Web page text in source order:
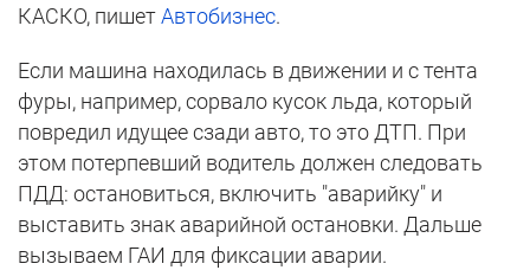
КАСКО, пишетАвтобизнес.
Если машина находилась в движении и с тента
фуры, например, сорвало кусок льда, который
повредил идущее сзади авто, то это ДТП. При
этом потерпевший водитель должен следовать
ПДД: остановиться, включить "аварийку" и
выставить знак аварийной остановки. Дальше
вызываем ГАИ для фиксации аварии.